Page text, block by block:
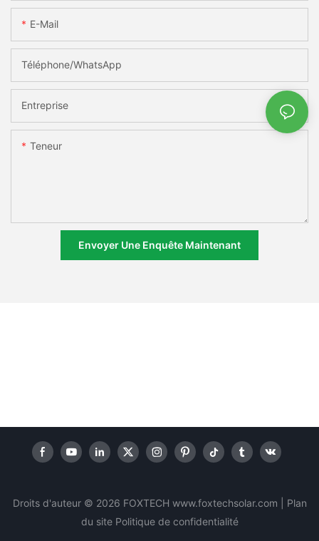
E-Mail
Téléphone/WhatsApp
Entreprise
Teneur
Envoyer Une Enquête Maintenant
Droits d'auteur © 2026 FOXTECH www.foxtechsolar.com
Plan
du site Politiquede confidentialité